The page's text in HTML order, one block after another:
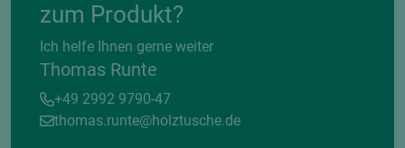
zum Produkt?
Ich helfe Ihnen gerne weiter
Thomas Runte
+49 2992 9790-47
thomas.runte@holztusche.de